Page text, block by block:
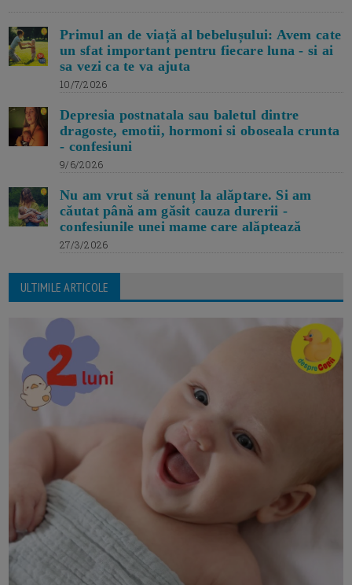
Primul an de viață al bebelușului: Avem cate
un sfat important pentru fiecare luna - si ai
sa vezi ca te va ajuta
10/7/2026
Depresia postnatala sau baletul dintre
dragoste, emotii, hormoni si oboseala crunta
- confesiuni
9/6/2026
Nu am vrut să renunț la alăptare. Si am
căutat până am găsit cauza durerii -
confesiunile unei mame care alăptează
27/3/2026
ULTIMILE ARTICOLE